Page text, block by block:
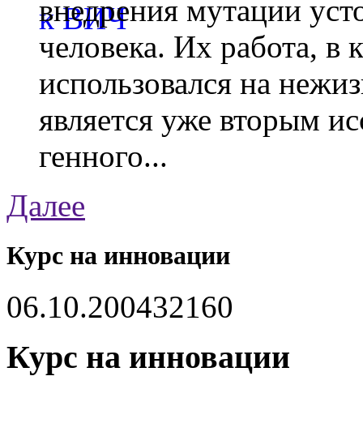
внедрения мутации
человека. Их работа, в
использовался на
является уже вторым
генного...
Далее
Курс на инновации
06.10.200432160
Курс на инновации